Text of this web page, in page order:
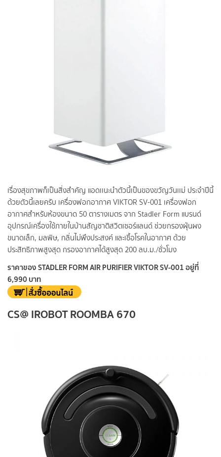
เรื่องสุขภาพก็เป็นสิ่งสำคัญ แอดเเนะนำตัวนี้เป็นของขวัญวันเเม่ ประจำปีนี้
ด้วยตัวนี้เลยครับ เครื่องฟอกอากาศ VIKTOR SV-001 เครื่องฟอก
อากาศสำหรับห้องขนาด 50 ตารางเมตร จาก Stadler Form แบรนด์
อุปกรณ์เครื่องใช้ภายในบ้านสัญชาติสวิตเซอร์แลนด์ ช่วยกรองฝุ่นผง
ขนาดเล็ก, มลพิษ, กลิ่นไม่พึงประสงค์ และเชื้อโรคในอากาศ ด้วย
ประสิทธิภาพสูงสุด กรองอากาศได้สูงสุด 200 ลบ.ม./ชั่วโมง
ราคาของ STADLER FORM AIR PURIFIER VIKTOR SV-001 อยู่ที่
6,990 บาท
CS@ IROBOT ROOMBA 670